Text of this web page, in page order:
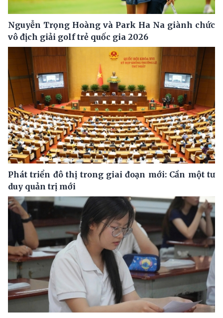
Nguyễn Trọng Hoàng và Park Ha Na giành chức
vô địch giải golf trẻ quốc gia 2026
Phát triển đô thị trong giai đoạn mới: Cần một tư
duy quản trị mới